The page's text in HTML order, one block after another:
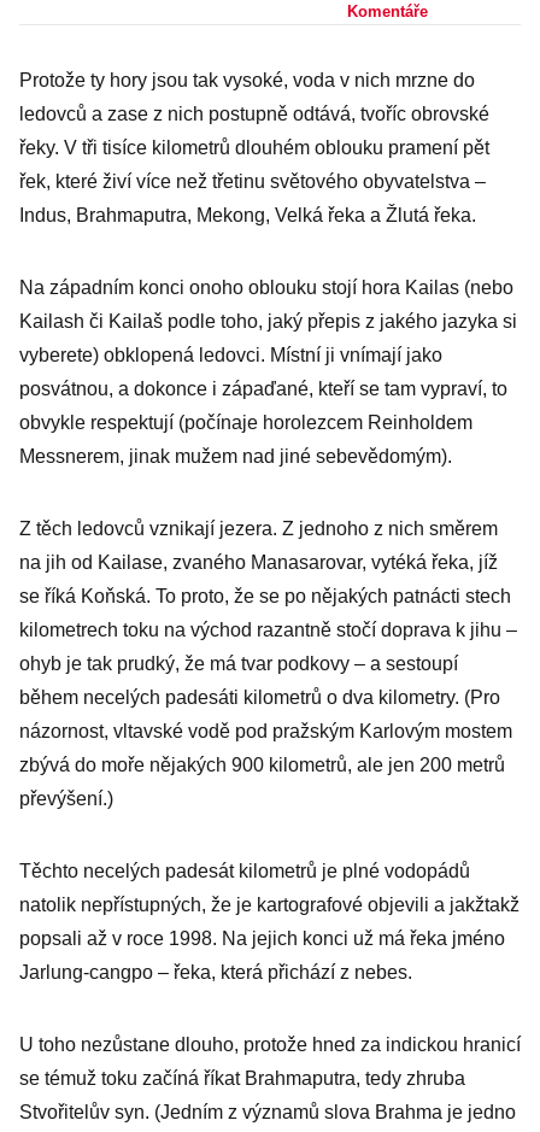
dohání
konkurenci.
Skutečnou
umělou
inteligenci ale
Komentáře
Protože ty hory jsou tak vysoké, voda v nich mrzne do
ledovců a zase z nich postupně odtává, tvoříc obrovské
řeky. V tři tisíce kilometrů dlouhém oblouku pramení pět
řek, které živí více než třetinu světového obyvatelstva –
Indus, Brahmaputra, Mekong, Velká řeka a Žlutá řeka.
Na západním konci onoho oblouku stojí hora Kailas (nebo
Kailash či Kailaš podle toho, jaký přepis z jakého jazyka si
vyberete) obklopená ledovci. Místní ji vnímají jako
posvátnou, a dokonce i zápaďané, kteří se tam vypraví, to
obvykle respektují (počínaje horolezcem Reinholdem
Messnerem, jinak mužem nad jiné sebevědomým).
Z těch ledovců vznikají jezera. Z jednoho z nich směrem
na jih od Kailase, zvaného Manasarovar, vytéká řeka, jíž
se říká Koňská. To proto, že se po nějakých patnácti stech
kilometrech toku na východ razantně stočí doprava k jihu –
ohyb je tak prudký, že má tvar podkovy – a sestoupí
během necelých padesáti kilometrů o dva kilometry. (Pro
názornost, vltavské vodě pod pražským Karlovým mostem
zbývá do moře nějakých 900 kilometrů, ale jen 200 metrů
převýšení.)
Těchto necelých padesát kilometrů je plné vodopádů
natolik nepřístupných, že je kartografové objevili a jakžtakž
popsali až v roce 1998. Na jejich konci už má řeka jméno
Jarlung-cangpo – řeka, která přichází z nebes.
U toho nezůstane dlouho, protože hned za indickou hranicí
se témuž toku začíná říkat Brahmaputra, tedy zhruba
Stvořitelův syn. (Jedním z významů slova Brahma je jedno